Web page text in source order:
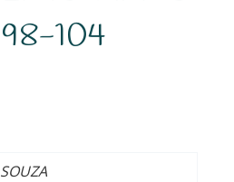
104
SOUZA